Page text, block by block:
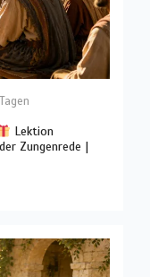
Lektion
Zungenrede |